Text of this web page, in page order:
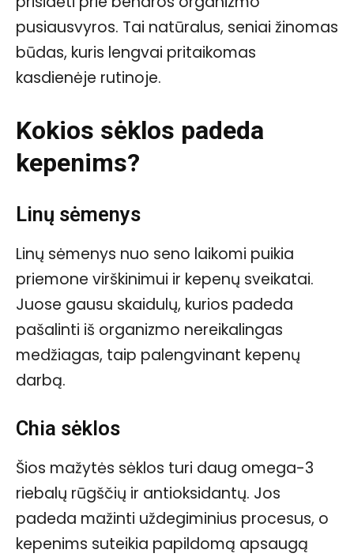
pusiausvyros. Tai natūralus, seniai žinomas
būdas, kuris lengvai pritaikomas
kasdienėje rutinoje.
Kokios sėklos padeda
kepenims?
Linų sėmenys
Linų sėmenys nuo seno laikomi puikia
priemone virškinimui ir kepenų sveikatai.
Juose gausu skaidulų, kurios padeda
pašalinti iš organizmo nereikalingas
medžiagas, taip palengvinant kepenų
darbą.
Chia sėklos
Šios mažytės sėklos turi daug omega-3
riebalų rūgščių ir antioksidantų. Jos
padeda mažinti uždegiminius procesus, o
kepenims suteikia papildomą apsaugą